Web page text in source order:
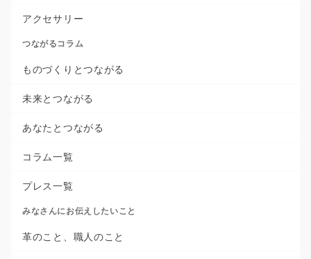
アクセサリー
つながるコラム
ものづくりとつながる
未来とつながる
あなたとつながる
コラム一覧
プレス一覧
みなさんにお伝えしたいこと
革のこと、職人のこと